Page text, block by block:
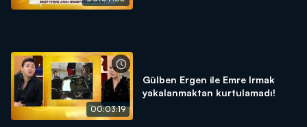
00:03:19
Gülben Ergen ile Emre Irmak
yakalanmaktan kurtulamadı!